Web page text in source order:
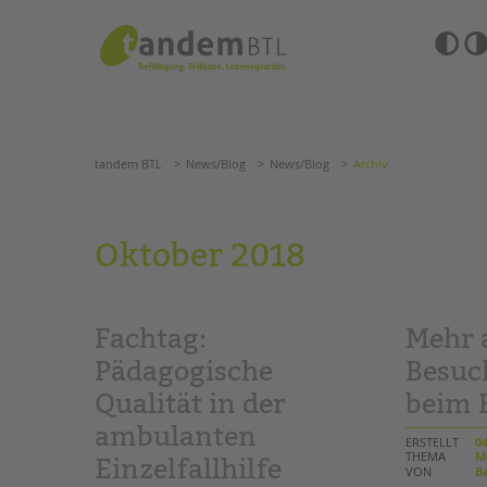
Barrierefrei-
ANGEBOTE
KITA & FRÜHE HILFEN
Grundschulen
Oberschulen
Förderzentren
Kollegs
EFöB
Schulbezogene Sozialarbeit
Tagesgruppen
BETREUTES
TANDEM BTL
Zertfikatskurse
Seminarkalender
tandem BTL News/Blog
tandem BTL News/Blog News/Blog Archiv
Oktober 2018
Fachtag:
Pädagogische
Qualität in der
ambulanten
Einzelfallhilfe
Mehr
beim
ERSTELLT
THEMA
VON